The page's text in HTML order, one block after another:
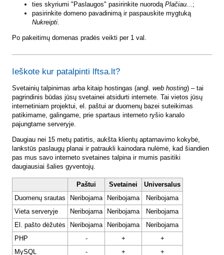
ties skyriumi "Paslaugos" pasirinkite nuorodą Plačiau... ;
pasirinkite domeno pavadinimą ir paspauskite mygtuką
Nukreipti.
Po pakeitimų domenas pradės veikti per 1 val.
Ieškote kur patalpinti lftsa.lt?
Svetainių talpinimas arba kitaip hostingas (angl. web hosting) – tai
pagrindinis būdas jūsų svetainei atsidurti internete. Tai vietos jūsų
internetiniam projektui, el. paštui ar duomenų bazei suteikimas
patikimame, galingame, prie spartaus interneto ryšio kanalo
pajungtame serveryje.
Daugiau nei 15 metų patirtis, aukšta klientų aptarnavimo kokybė,
lankstūs paslaugų planai ir patraukli kainodara nulėmė, kad šiandien
pas mus savo interneto svetaines talpina ir mumis pasitiki
daugiausiai šalies gyventojų.
Paštui Svetainei
Universalus
Duomenų srautas
Neribojama Neribojama
Neribojama
Vieta serveryje
Neribojama Neribojama
Neribojama
El. pašto dėžutės
Neribojama Neribojama
Neribojama
PHP
- +
+
MySQL
- +
+